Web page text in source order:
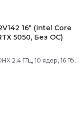
16" (Intel Core
5050, Без ОС)
2.4 ГГц, 10 ядер, 16 Гб,